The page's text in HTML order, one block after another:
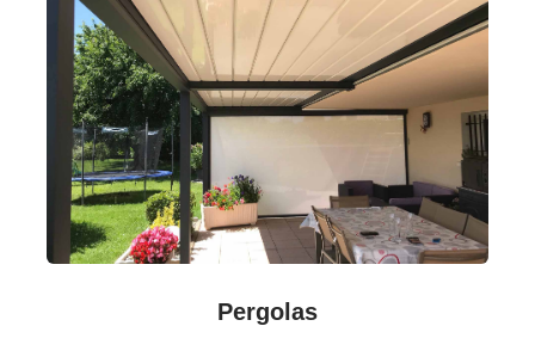
Pergolas